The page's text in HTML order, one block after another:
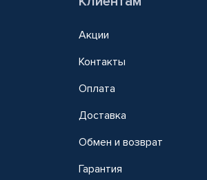
Акции
Контакты
Оплата
Доставка
Обмен и возврат
Гарантия